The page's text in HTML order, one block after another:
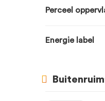
Perceel
Energie label